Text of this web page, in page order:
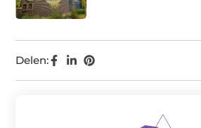
Delen: